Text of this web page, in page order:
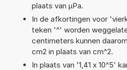
plaats van µPa.
In de afkortingen voor
teken '^' worden
centimeters kunnen
cm2 in plaats van cm^2.
In plaats van '1,41 x 10^5'